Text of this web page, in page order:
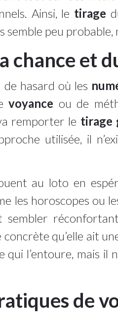
Ainsi, le tirage
semble peu
chance et
hasard où les
voyance ou de
remporter le tirage
utilisée, il
au loto en
les horoscopes ou
sembler
concrète qu’elle ait
qui l’entoure, mais
de